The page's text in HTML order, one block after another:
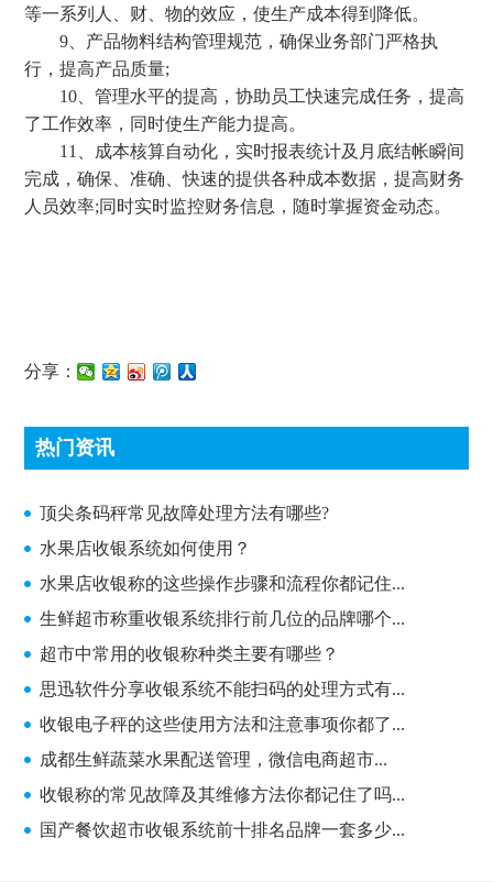
等一系列人、财、物的效应，使生产成本得到降低。
9、产品物料结构管理规范，确保业务部门严格执
行，提高产品质量;
10、管理水平的提高，协助员工快速完成任务，提高
了工作效率，同时使生产能力提高。
11、成本核算自动化，实时报表统计及月底结帐瞬间
完成，确保、准确、快速的提供各种成本数据，提高财务
人员效率;同时实时监控财务信息，随时掌握资金动态。
分享：
热门资讯
顶尖条码秤常见故障处理方法有哪些?
顶尖条码秤常见故障处理方法有哪些?
水果店收银系统如何使用？
水果店收银称的这些操作步骤和流程你都记住...
生鲜超市称重收银系统排行前几位的品牌哪个...
超市中常用的收银称种类主要有哪些？
思迅软件分享收银系统不能扫码的处理方式有...
收银电子秤的这些使用方法和注意事项你都了...
成都生鲜蔬菜水果配送管理，微信电商超市...
收银称的常见故障及其维修方法你都记住了吗...
国产餐饮超市收银系统前十排名品牌一套多少...